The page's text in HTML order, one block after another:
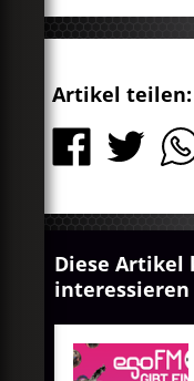
Artikel teilen:
Diese Artikel
interessieren